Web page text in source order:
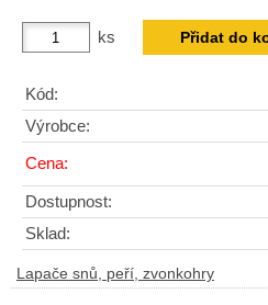
ks
Kód:
Výrobce:
Cena:
Dostupnost:
Sklad:
Lapače snů, peří, zvonkohry